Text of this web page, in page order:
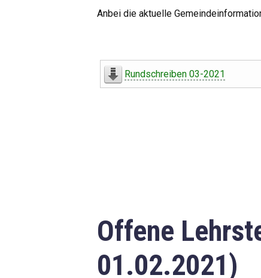
Anbei die aktuelle
Rundschreiben 03-2021
Offene
01.02.2021)